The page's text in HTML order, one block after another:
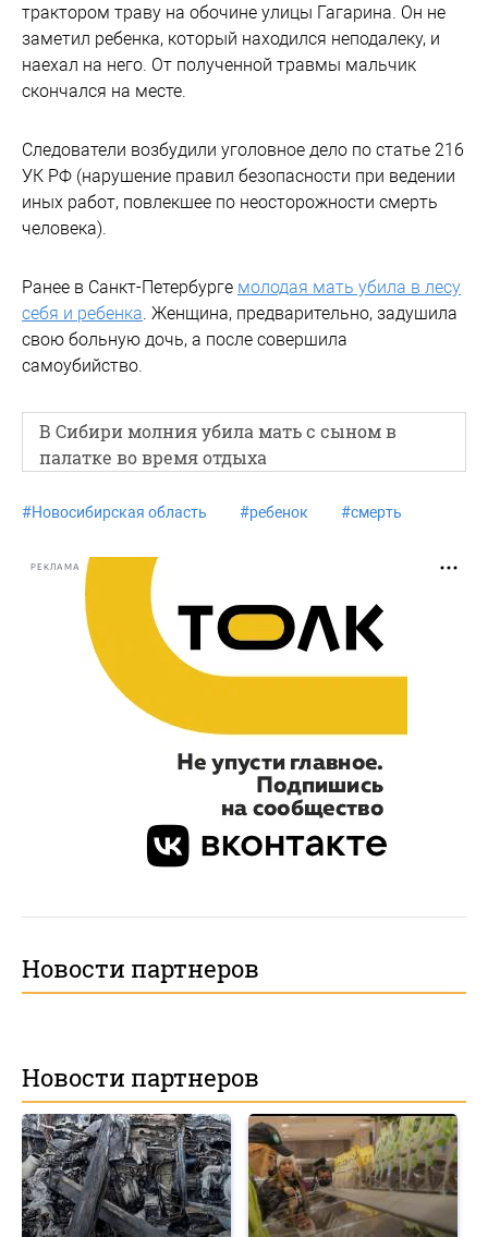
трактором траву на обочине улицы Гагарина. Он не
заметил ребенка, который находился неподалеку, и
наехал на него. От полученной травмы мальчик
скончался на месте.
Следователи возбудили уголовное дело по статье 216
УК РФ (нарушение правил безопасности при ведении
иных работ, повлекшее по неосторожности смерть
человека).
Ранее в Санкт-Петербурге молодая мать убила в лесу
себя и ребенка . Женщина, предварительно, задушила
свою больную дочь, а после совершила
самоубийство.
В Сибири молния убила мать с сыном в
палатке во время отдыха
#Новосибирская область #ребенок #смерть
РЕКЛАМА
Новости партнеров
Новости партнеров